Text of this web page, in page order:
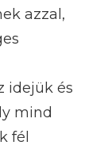
azzal,
idejük és
mind
fél